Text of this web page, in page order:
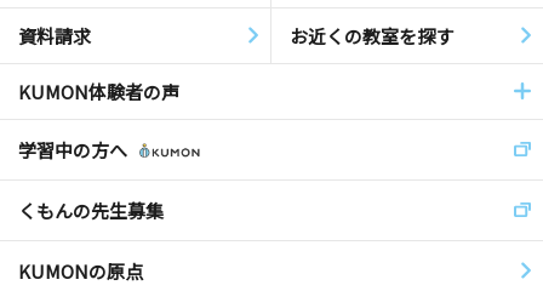
資料請求 お近くの教室を探す
KUMON体験者の声
学習中の方へ
くもんの先生募集
KUMONの原点